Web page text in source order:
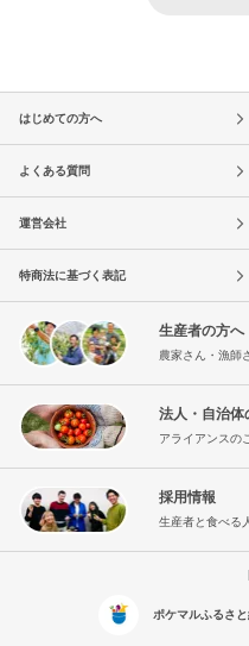
はじめての方へ
よくある質問
運営会社
特商法に基づく表記
生産者の方へ
農家さん・漁師
法人・自治体
アライアンスの
採用情報
生産者と食べる
ポケマルふるさ